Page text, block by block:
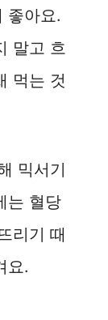
좋아요.
말고 흐
먹는 것
믹서기
는 혈당
리기 때
요.